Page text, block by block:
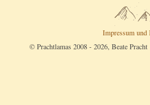
Impressum und
© Prachtlamas 2008 - 2026, Beate Pracht